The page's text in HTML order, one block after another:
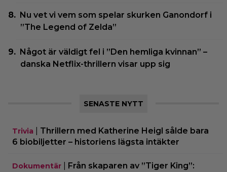
Nu vet vi vem som spelar skurken Ganondorf i
”The Legend of Zelda”
Något är väldigt fel i ”Den hemliga kvinnan” –
danska Netflix-thrillern visar upp sig
SENASTE NYTT
Trivia
Thrillern med Katherine Heigl sålde bara
6 biobiljetter – historiens lägsta intäkter
Dokumentär
Från skaparen av ”Tiger King”: